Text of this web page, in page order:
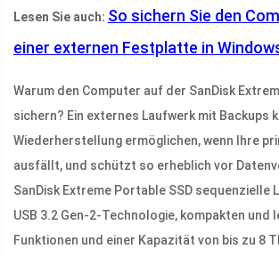
Lesen Sie auch: So sichern Sie den
einer externen Festplatte in
Warum den Computer auf der SanDisk
sichern? Ein externes Laufwerk mit Backups
Wiederherstellung ermöglichen, wenn Ihre
ausfällt, und schützt so erheblich vor
SanDisk Extreme Portable SSD sequenzielle
USB 3.2 Gen-2-Technologie, kompakten und
Funktionen und einer Kapazität von bis zu 8